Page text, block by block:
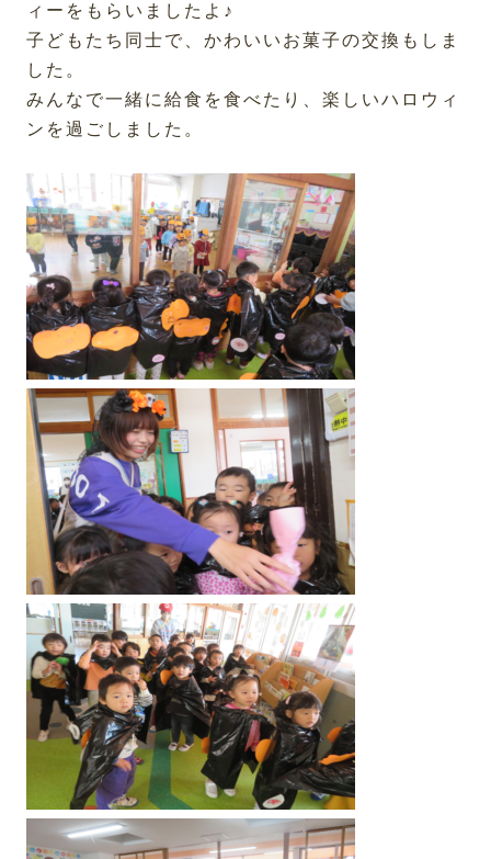
ィーをもらいましたよ♪
子どもたち同士で、かわいいお菓子の交換もしま
した。
みんなで一緒に給食を食べたり、楽しいハロウィ
ンを過ごしました。